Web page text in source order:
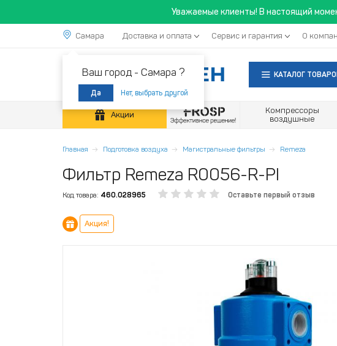
Уважаемые клиенты! В настоящий
Самара
Ваш город - Самара ?
Да Нет, выбрать другой
Доставка и оплата Сервис и гарантия О
КАТАЛОГ
Акции
Компрессоры
воздушные
Главная Подготовка воздуха Магистральные фильтры Remeza
Фильтр Remeza R0056-R-PI
Код товара: 460.028965 Оставьте первый отзыв
Акция!